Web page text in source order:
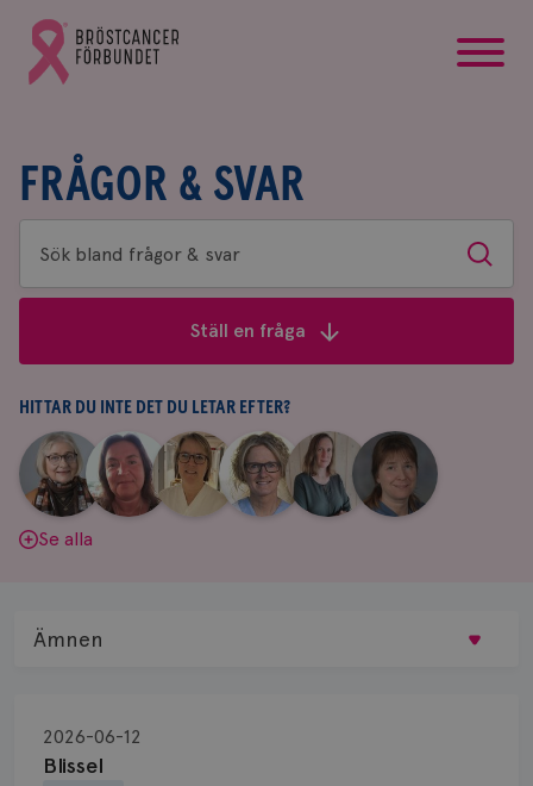
Gå
till
Bröstcancerförbundets
FRÅGOR & SVAR
Sök
bland
&
svar
Sök
Ställ en fråga
HITTAR DU INTE DET DU LETAR EFTER?
Aina
Johnsson
|
Anne
Andersson
Fredrika
Killander
|
Jeanette
Bäcklund
|
Maria
Edegran
|
Yvette
Andersson
Se alla
Blissel
2026-06-12
Ämnen
Biopsi